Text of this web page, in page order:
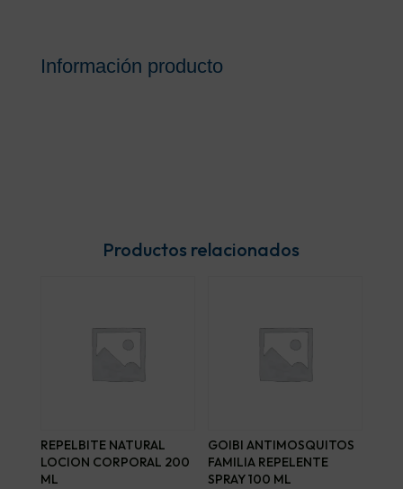
Información producto
Productos relacionados
REPELBITE NATURAL
LOCION CORPORAL 200
ML
GOIBI ANTIMOSQUITOS
FAMILIA REPELENTE
SPRAY 100 ML